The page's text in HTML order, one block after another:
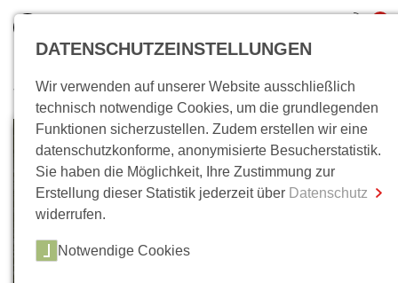
inkl. MwSt.
0,00 €
Zum Warenkorb Zur Kasse
Wo bin ich?
DATENSCHUTZEINSTELLUNGEN
Wir verwenden auf unserer Website ausschließlich
technisch notwendige Cookies, um die grundlegenden
Funktionen sicherzustellen. Zudem erstellen wir eine
datenschutzkonforme, anonymisierte Besucherstatistik.
Sie haben die Möglichkeit, Ihre Zustimmung zur
Erstellung dieser Statistik jederzeit über Datenschutz
widerrufen.
Notwendige Cookies